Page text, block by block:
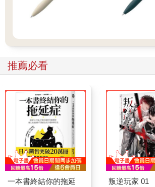
推薦必看
一本書終結你的拖延
叛逆玩家 01